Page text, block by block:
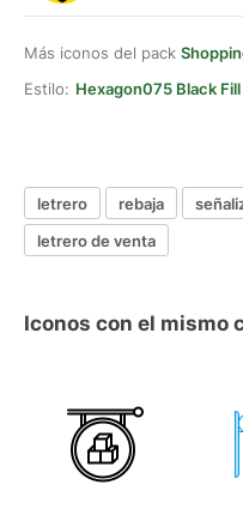
Más iconos del pack
Estilo: Hexagon075 Black Fill
letrero rebaja
letrero de venta
Iconos con el mismo